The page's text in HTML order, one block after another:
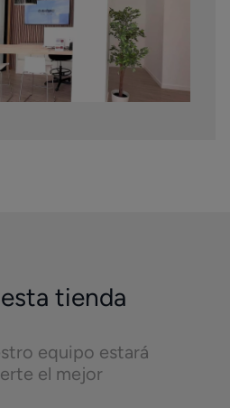
tienda
equipo estará
el mejor